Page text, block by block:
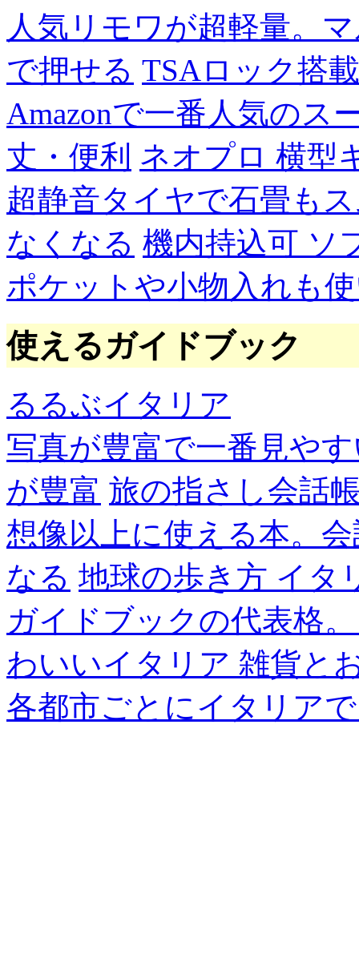
人気リモワが超軽量。
で押せる TSAロック搭
Amazonで一番人気のス
丈・便利 ネオプロ 横型
超静音タイヤで石畳も
なくなる 機内持込可 ソ
ポケットや小物入れも
使えるガイドブック
るるぶイタリア
写真が豊富で一番見や
が豊富 旅の指さし会話
想像以上に使える本。
なる 地球の歩き方 イタ
ガイドブックの代表格
わいいイタリア 雑貨と
各都市ごとにイタリア